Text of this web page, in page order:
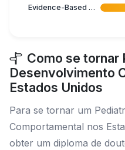
Evidence-Based Medicine
Como se tornar
Desenvolvimento
Estados Unidos
Para se tornar um
Comportamental nos
obter um diploma de